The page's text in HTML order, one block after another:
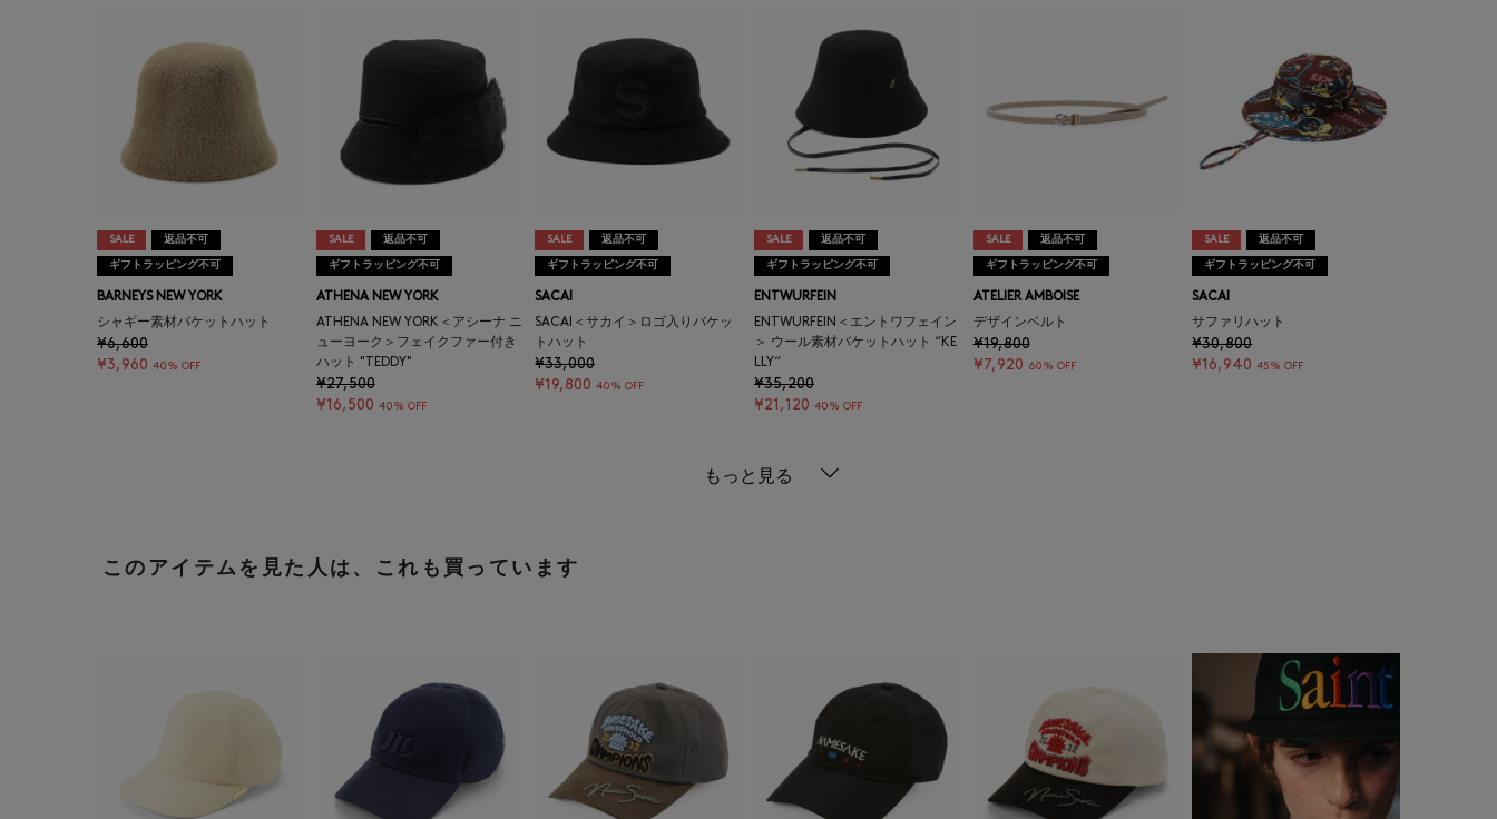
SALE 返品不可
ギフトラッピング不可
BARNEYS NEW YORK
シャギー素材バケットハット
¥6,600
¥3,960 40% OFF
SALE 返品不可
ギフトラッピング不可
ATHENA NEW YORK
ATHENA NEW YORK＜アシーナ ニ
ューヨーク＞フェイクファー付き
ハット "TEDDY"
¥27,500
¥16,500 40% OFF
SALE 返品不可
ギフトラッピング不可
SACAI
SACAI＜サカイ＞ロゴ入りバケッ
トハット
¥33,000
¥19,800 40% OFF
SALE 返品不可
ギフトラッピング不可
ENTWURFEIN
ENTWURFEIN＜エントワフェイン
＞ ウール素材バケットハット “KE
LLY“
¥35,200
¥21,120 40% OFF
SALE 返品不可
ギフトラッピング不可
ATELIER AMBOISE
デザインベルト
¥19,800
¥7,920 60% OFF
SALE 返品不可
ギフトラッピング不可
SACAI
サファリハット
¥30,800
¥16,940 45% OFF
もっと見る
このアイテムを見た人は、これも買っています